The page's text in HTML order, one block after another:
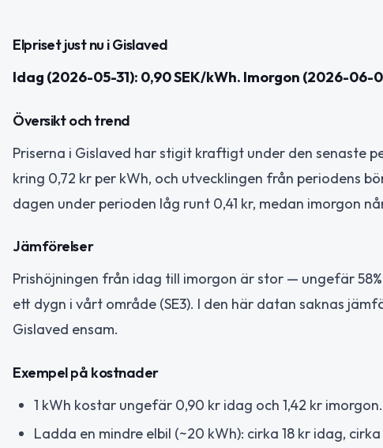
Elpriset just nu i Gislaved
Idag (2026-05-31): 0,90 SEK/kWh. Imorgon (2026-
Översikt och trend
Priserna i Gislaved har stigit kraftigt under den senaste
kring 0,72 kr per kWh, och utvecklingen från periodens
dagen under perioden låg runt 0,41 kr, medan imorgon
Jämförelser
Prishöjningen från idag till imorgon är stor — ungefär
ett dygn i vårt område (SE3). I den här datan saknas
Gislaved ensam.
Exempel på kostnader
1 kWh kostar ungefär 0,90 kr idag och 1,42 kr imorgon.
Ladda en mindre elbil (~20 kWh): cirka 18 kr idag,